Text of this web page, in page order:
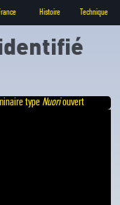
Histoire Technique
type Nuoriouvert